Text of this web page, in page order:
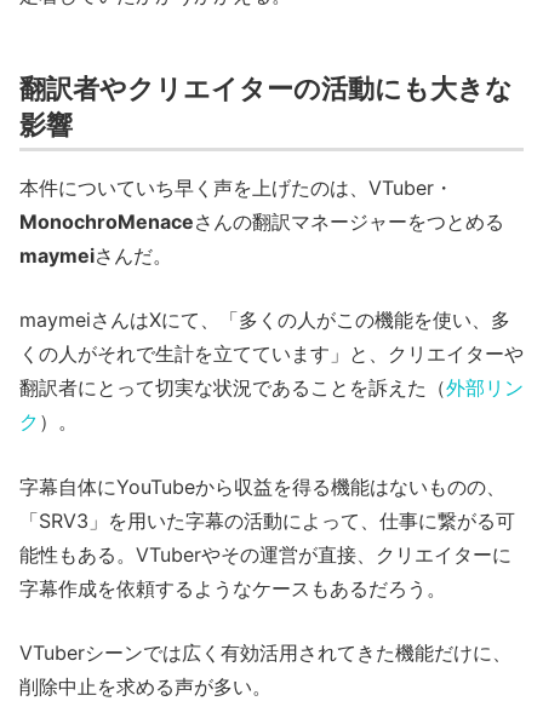
翻訳者やクリエイターの活動にも大きな
影響
本件についていち早く声を上げたのは、VTuber・
MonochroMenaceさんの翻訳マネージャーをつとめる
maymeiさんだ。
maymeiさんはXにて、「多くの人がこの機能を使い、多
くの人がそれで生計を立てています」と、クリエイターや
翻訳者にとって切実な状況であることを訴えた（外部リン
ク ）。
字幕自体にYouTubeから収益を得る機能はないものの、
「SRV3」を用いた字幕の活動によって、仕事に繋がる可
能性もある。VTuberやその運営が直接、クリエイターに
字幕作成を依頼するようなケースもあるだろう。
VTuberシーンでは広く有効活用されてきた機能だけに、
削除中止を求める声が多い。